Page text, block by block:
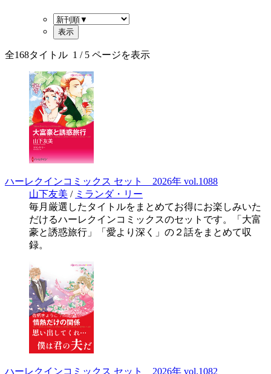
全168タイトル 1 / 5 ページを表示
ハーレクインコミックス セット 2026年 vol.1088
山下友美 / ミランダ・リー
毎月厳選したタイトルをまとめてお得にお楽しみいた
だけるハーレクインコミックスのセットです。「大富
豪と誘惑旅行」「愛より深く」の２話をまとめて収
録。
ハーレクインコミックス セット 2026年 vol.1082